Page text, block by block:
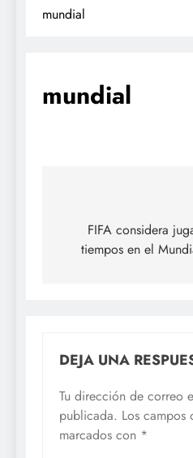
mundial
mundial
entradas
FIFA considera
tiempos en el
DEJA UNA
Tu dirección de correo
publicada. Los campos
marcados con *